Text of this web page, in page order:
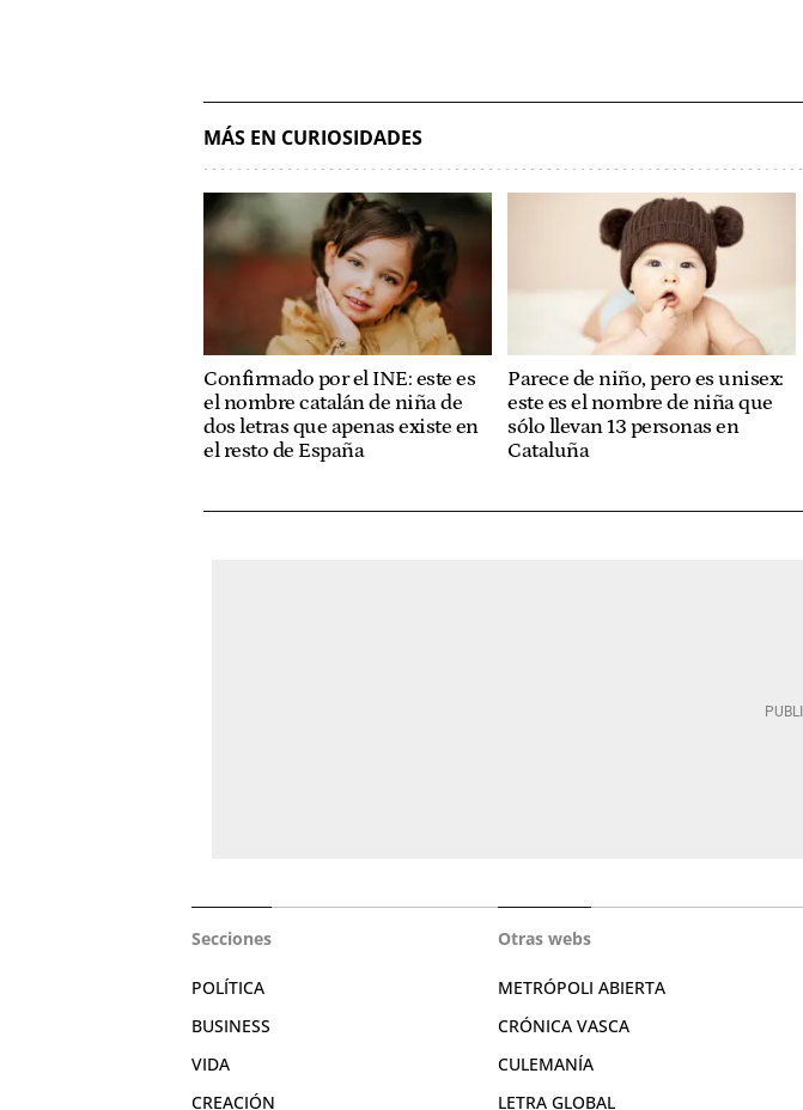
MÁS EN CURIOSIDADES
Confirmado por el INE: este es
el nombre catalán de niña de
dos letras que apenas existe en
el resto de España
Parece de niño, pero es unisex:
este es el nombre de niña que
sólo llevan 13 personas en
Cataluña
Secciones
POLÍTICA
BUSINESS
VIDA
CREACIÓN
Otras webs
METRÓPOLI ABIERTA
CRÓNICA VASCA
CULEMANÍA
LETRA GLOBAL